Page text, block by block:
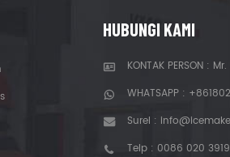
HUBUNGI KAMI
KONTAK PERSON :
WHATSAPP :
Surel :
Telp : 0086 020